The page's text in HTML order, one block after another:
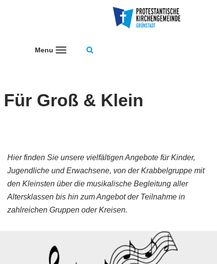
springenMenu
Für Groß & Klein
Hier finden Sie unsere vielfältigen Angebote für Kinder,
Jugendliche und Erwachsene, von der Krabbelgruppe mit
den Kleinsten über die musikalische Begleitung aller
Altersklassen bis hin zum Angebot der Teilnahme in
zahlreichen Gruppen oder Kreisen.